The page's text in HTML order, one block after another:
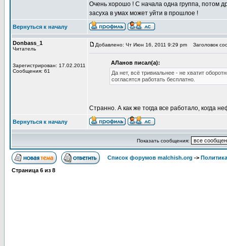
Очень хорошо ! С начала одна группа, потом
засуха в умах может уйти в прошлое !
Вернуться к началу
Donbass_1
Читатель
Зарегистрирован: 17.02.2011
Сообщения: 61
Добавлено: Чт Июн 16, 2011 9:29 pm Заголовок
АЛанов писал(а):
Да нет, всё тривиальнее - не хватит
согласятся работать бесплатно.
Странно. А как же тогда все работало, когда
Вернуться к началу
Показать сообщения:
Список форумов malchish.org ->
Страница 6 из 8